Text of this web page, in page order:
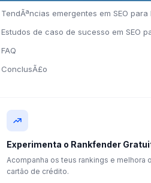
TendÃªncias emergentes em SEO
Estudos de caso de sucesso em SEO
FAQ
ConclusÃ£o
Experimenta o Rankfender
Acompanha os teus rankings e melhora
cartão de crédito.